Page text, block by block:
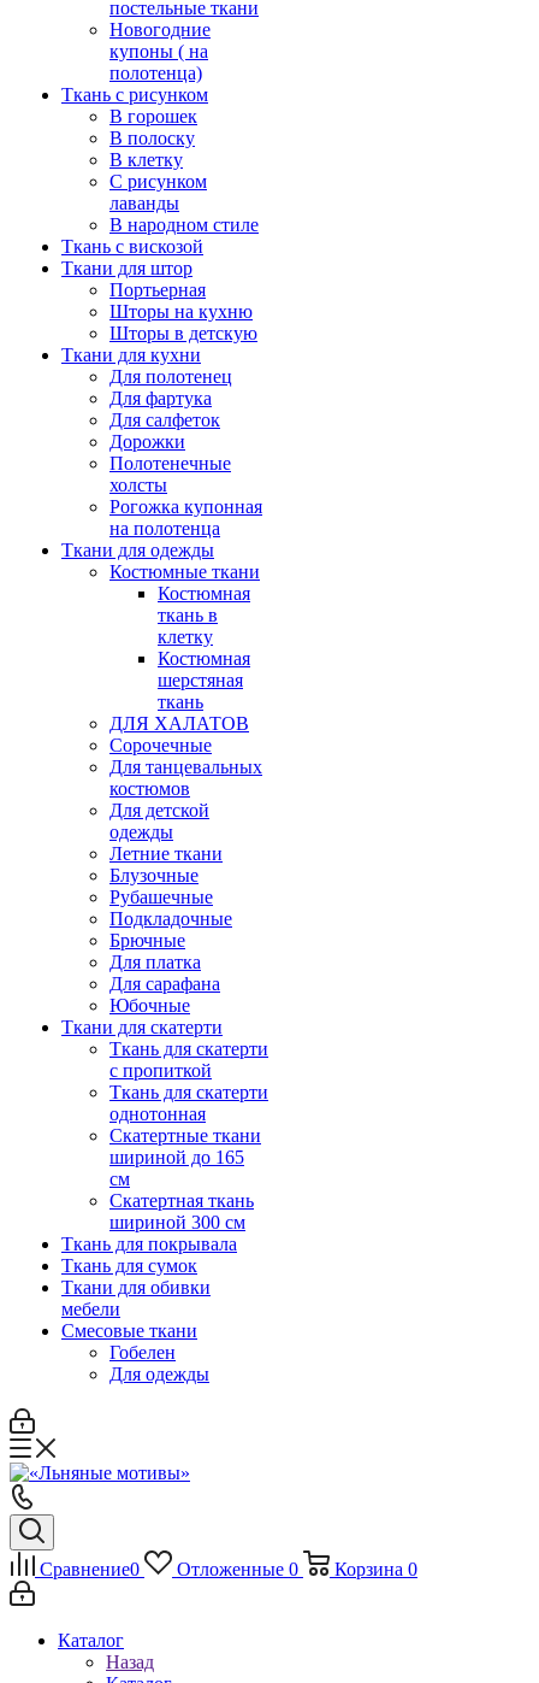
постельные ткани
Новогодние
купоны ( на
полотенца)
Ткань с рисунком
В горошек
В полоску
В клетку
С рисунком
лаванды
В народном стиле
Ткань с вискозой
Ткани для штор
Портьерная
Шторы на кухню
Шторы в детскую
Ткани для кухни
Для полотенец
Для фартука
Для салфеток
Дорожки
Полотенечные
холсты
Рогожка купонная
на полотенца
Ткани для одежды
Костюмные ткани
Костюмная
ткань в
клетку
Костюмная
шерстяная
ткань
ДЛЯ ХАЛАТОВ
Сорочечные
Для танцевальных
костюмов
Для детской
одежды
Летние ткани
Блузочные
Рубашечные
Подкладочные
Брючные
Для платка
Для сарафана
Юбочные
Ткани для скатерти
Ткань для скатерти
с пропиткой
Ткань для скатерти
однотонная
Скатертные ткани
шириной до 165
см
Скатертная ткань
шириной 300 см
Ткань для покрывала
Ткань для сумок
Ткани для обивки
мебели
Смесовые ткани
Гобелен
Для одежды
Сравнение0 Отложенные 0 Корзина 0
Каталог
Назад